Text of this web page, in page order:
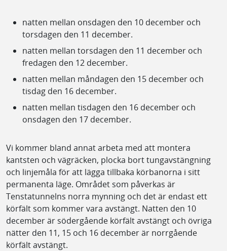
natten mellan onsdagen den 10 december och
torsdagen den 11 december.
natten mellan torsdagen den 11 december och
fredagen den 12 december.
natten mellan måndagen den 15 december och
tisdag den 16 december.
natten mellan tisdagen den 16 december och
onsdagen den 17 december.
Vi kommer bland annat arbeta med att montera
kantsten och vägräcken, plocka bort tungavstängning
och linjemåla för att lägga tillbaka körbanorna i sitt
permanenta läge. Området som påverkas är
Tenstatunnelns norra mynning och det är endast ett
körfält som kommer vara avstängt. Natten den 10
december är södergående körfält avstängt och övriga
nätter den 11, 15 och 16 december är norrgående
körfält avstängt.